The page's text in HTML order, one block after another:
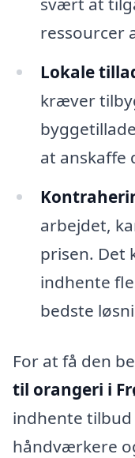
ressourcer
Lokale
kræver
at anskaffe
arbejdet,
prisen. Det
indhente
bedste
For at få den
til orangeri i
indhente
håndværkere